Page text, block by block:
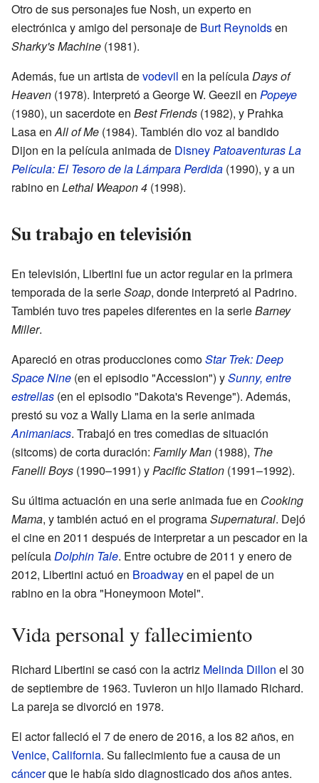
Otro de sus personajes fue Nosh, un experto en
electrónica y amigo del personaje de Burt Reynoldsen
Sharky's Machine (1981).
Además, fue un artista devodevil en la películaDays of
Heaven (1978). Interpretó a George W. Geezil en Popeye
(1980), un sacerdote en Best Friends (1982), y Prahka
Lasa enAll of Me (1984). También dio voz al bandido
Dijon en la película animada de DisneyPatoaventuras La
Película: El Tesoro de la Lámpara Perdida (1990), y a un
rabino en Lethal Weapon 4 (1998).
Su trabajo en televisión
En televisión, Libertini fue un actor regular en la primera
temporada de la serieSoap, donde interpretó al Padrino.
También tuvo tres papeles diferentes en la serieBarney
Miller.
Apareció en otras producciones comoStar Trek: Deep
Space Nine (en el episodio "Accession") ySunny, entre
estrellas (en el episodio "Dakota's Revenge"). Además,
prestó su voz a Wally Llama en la serie animada
Animaniacs. Trabajó en tres comedias de situación
(sitcoms) de corta duración: Family Man (1988), The
Fanelli Boys (1990–1991) yPacific Station (1991–1992).
Su última actuación en una serie animada fue en Cooking
Mama, y también actuó en el programaSupernatural. Dejó
el cine en 2011 después de interpretar a un pescador en la
películaDolphin Tale. Entre octubre de 2011 y enero de
2012, Libertini actuó en Broadwayen el papel de un
rabino en la obra "Honeymoon Motel".
Vida personal y fallecimiento
Richard Libertini se casó con la actriz Melinda Dillon el 30
de septiembre de 1963. Tuvieron un hijo llamado Richard.
La pareja se divorció en 1978.
El actor falleció el 7 de enero de 2016, a los 82 años, en
Venice, California. Su fallecimiento fue a causa de un
cáncerque le había sido diagnosticado dos años antes.